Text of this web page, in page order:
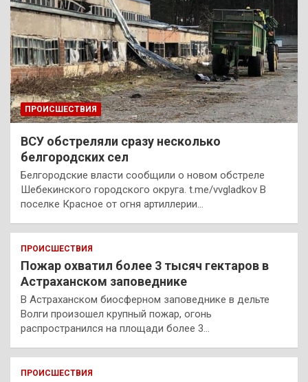
ПРОИСШЕСТВИЯ
ВСУ обстреляли сразу несколько
белгородских сел
Белгородские власти сообщили о новом обстреле
Шебекинского городского округа. t.me/vvgladkov В
поселке Красное от огня артиллерии…
ПРОИСШЕСТВИЯ
Пожар охватил более 3 тысяч гектаров в
Астраханском заповеднике
В Астраханском биосферном заповеднике в дельте
Волги произошел крупный пожар, огонь
распространился на площади более 3…
ПРОИСШЕСТВИЯ